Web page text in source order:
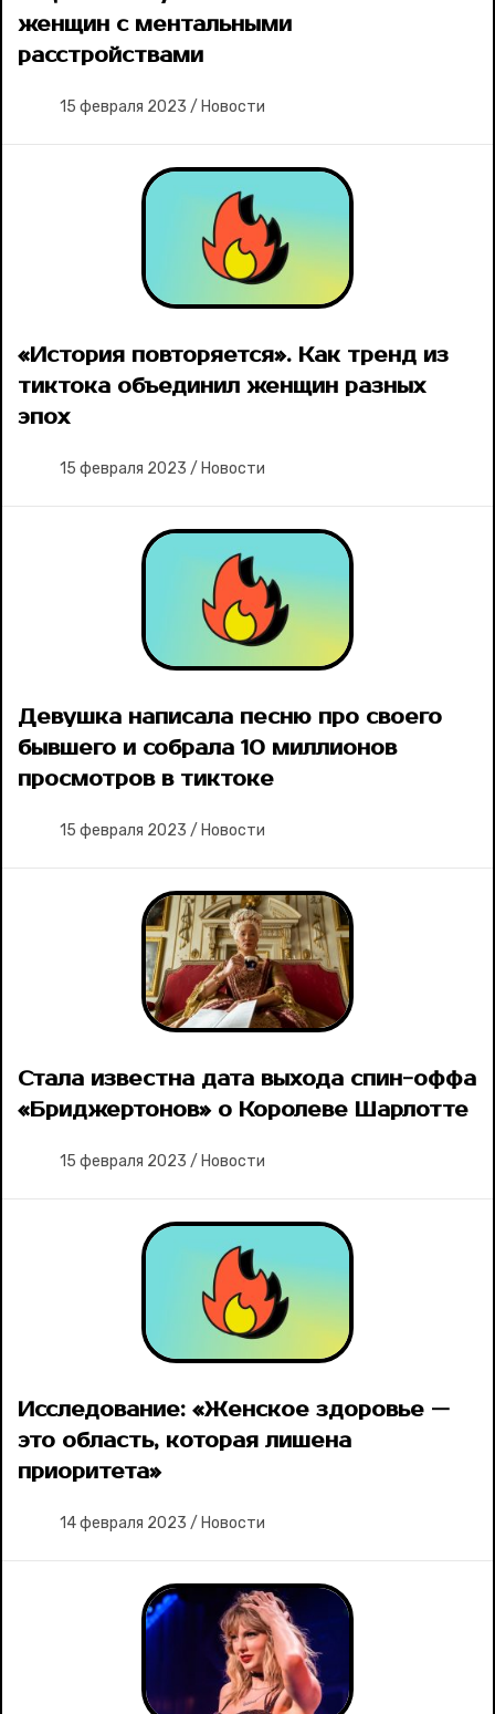
женщин с ментальными
расстройствами
15 февраля 2023 / Новости
«История повторяется». Как тренд из
тиктока объединил женщин разных
эпох
15 февраля 2023 / Новости
Девушка написала песню про своего
бывшего и собрала 10 миллионов
просмотров в тиктоке
15 февраля 2023 / Новости
Стала известна дата выхода спин-оффа
«Бриджертонов» о Королеве Шарлотте
15 февраля 2023 / Новости
Исследование: «Женское здоровье —
это область, которая лишена
приоритета»
14 февраля 2023 / Новости